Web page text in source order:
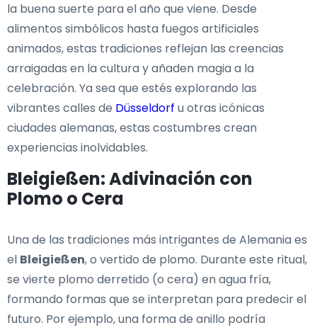
la buena suerte para el año que viene. Desde
alimentos simbólicos hasta fuegos artificiales
animados, estas tradiciones reflejan las creencias
arraigadas en la cultura y añaden magia a la
celebración. Ya sea que estés explorando las
vibrantes calles de Düsseldorf u otras icónicas
ciudades alemanas, estas costumbres crean
experiencias inolvidables.
Bleigießen: Adivinación con
Plomo o Cera
Una de las tradiciones más intrigantes de Alemania es
el Bleigießen, o vertido de plomo. Durante este ritual,
se vierte plomo derretido (o cera) en agua fría,
formando formas que se interpretan para predecir el
futuro. Por ejemplo, una forma de anillo podría